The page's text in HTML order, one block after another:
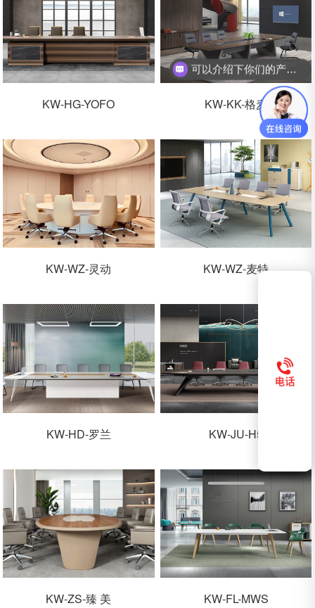
KW-HG-YOFO KW-KK-格麦
KW-WZ-灵动 KW-WZ-麦特
KW-HD-罗兰 KW-JU-H5
KW-ZS-臻 美 KW-FL-MWS
可以介绍下你们的产品么？